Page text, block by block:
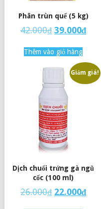
Phân trùn quế (5 kg)
42.000₫ 39.000₫
Thêm vào giỏ hàng
Giảm giá!
Dịch chuối trứng gà ngũ
cốc (100 ml)
26.000₫ 22.000₫